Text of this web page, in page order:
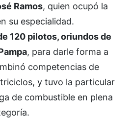
Ramos, quien ocupó la
su especialidad.
120 pilotos, oriundos de
, para darle forma a
competencias de
y tuvo la particular
de combustible en plena